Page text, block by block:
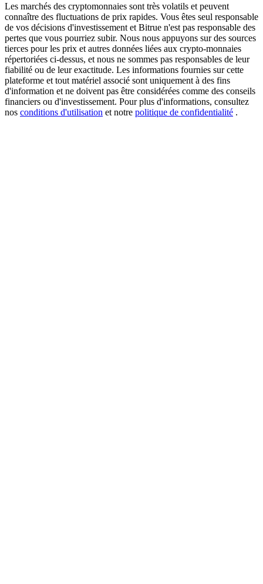
New Listing Futures Fest
Trade New Futures, Win 200,000 USDT
Crypto World Cup 2026: Grand Finale
Les marchés des cryptomonnaies sont très volatils et peuvent
connaître des fluctuations de prix rapides. Vous êtes seul responsable
de vos décisions d'investissement et Bitrue n'est pas responsable des
pertes que vous pourriez subir. Nous nous appuyons sur des sources
tierces pour les prix et autres données liées aux crypto-monnaies
répertoriées ci-dessus, et nous ne sommes pas responsables de leur
fiabilité ou de leur exactitude. Les informations fournies sur cette
plateforme et tout matériel associé sont uniquement à des fins
d'information et ne doivent pas être considérées comme des conseils
financiers ou d'investissement. Pour plus d'informations, consultez
nos conditions d'utilisation et notre politique de confidentialité .